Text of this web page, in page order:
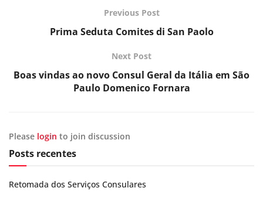
Previous Post
Prima Seduta Comites di San Paolo
Next Post
Boas vindas ao novo Consul Geral da Itália em São
Paulo Domenico Fornara
Please login to join discussion
Posts recentes
Retomada dos Serviços Consulares